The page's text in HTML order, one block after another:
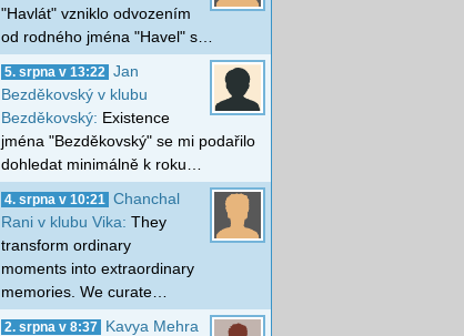
"Havlát" vzniklo odvozením
od rodného jména "Havel" s…
5. srpna v 13:22
Jan
Bezděkovský v klubu
Bezděkovský: Existence
jména "Bezděkovský" se mi podařilo
dohledat minimálně k roku…
4. srpna v 10:21
Chanchal
Rani v klubu Vika: They
transform ordinary
moments into extraordinary
memories. We curate…
2. srpna v 8:37
Kavya Mehra